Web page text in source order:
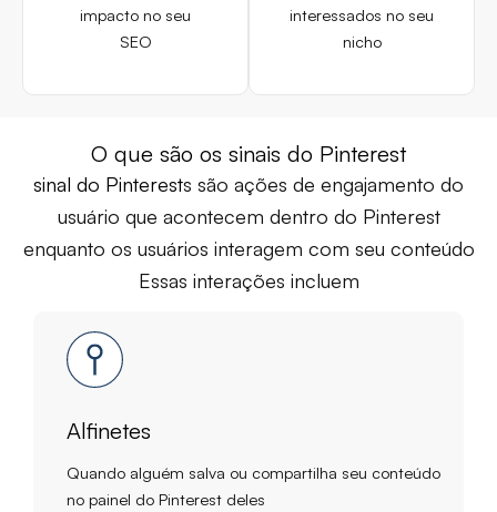
impacto no seu
SEO
interessados no seu
nicho
O que são os sinais do Pinterest
sinal do Pinterests são ações de engajamento do
usuário que acontecem dentro do Pinterest
enquanto os usuários interagem com seu conteúdo
Essas interações incluem
Alfinetes
Quando alguém salva ou compartilha seu conteúdo
no painel do Pinterest deles